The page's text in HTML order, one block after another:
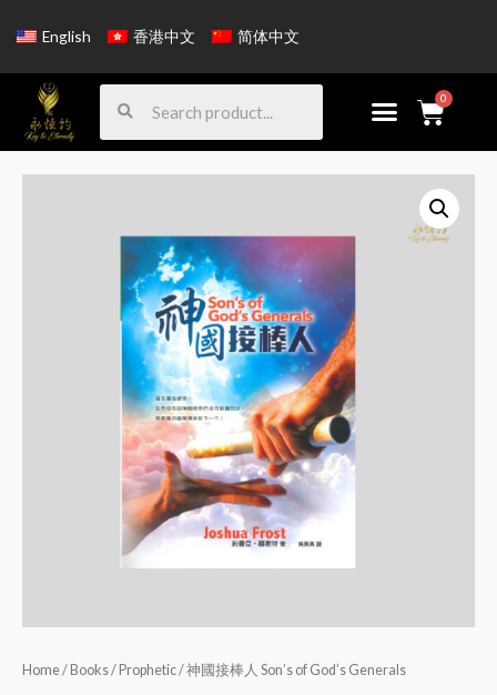
English 香港中文 简体中文
Home/ Books/ Prophetic/ 神國接棒人 Son’s of God’s Generals